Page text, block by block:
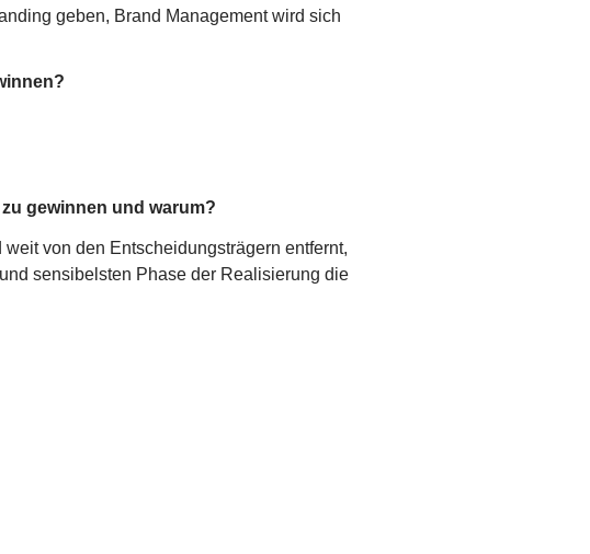
geben, Brand Management wird sich
gewinnen und warum?
von den Entscheidungsträgern entfernt,
sensibelsten Phase der Realisierung die